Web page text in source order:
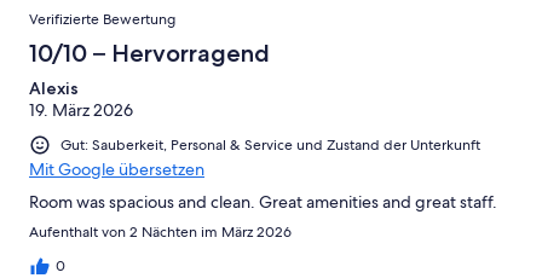
Verifizierte Bewertung
10/10 – Hervorragend
Alexis
19. März 2026
Gut: Sauberkeit, Personal & Service und Zustand der Unterkunft
Mit Google übersetzen
Room was spacious and clean. Great amenities and great staff.
Aufenthalt von 2 Nächten im März 2026
0